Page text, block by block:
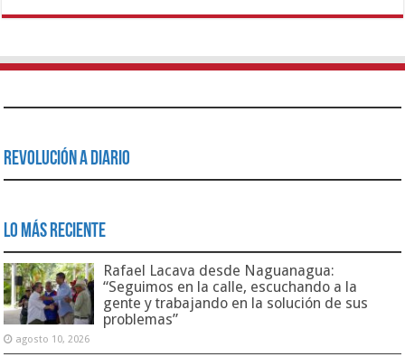
Revolución a Diario
Lo Más Reciente
Rafael Lacava desde Naguanagua:
“Seguimos en la calle, escuchando a la
gente y trabajando en la solución de sus
problemas”
agosto 10, 2026